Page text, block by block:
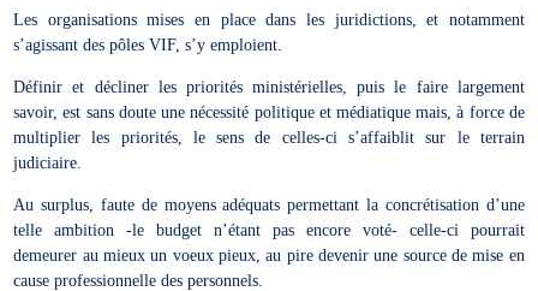
Les organisations mises en place dans les juridictions, et notamment
s’agissant des pôles VIF, s’y emploient.
Définir et décliner les priorités ministérielles, puis le faire largement
savoir, est sans doute une nécessité politique et médiatique mais, à force de
multiplier les priorités, le sens de celles-ci s’affaiblit sur le terrain
judiciaire.
Au surplus, faute de moyens adéquats permettant la concrétisation d’une
telle ambition -le budget n’étant pas encore voté- celle-ci pourrait
demeurer au mieux un voeux pieux, au pire devenir une source de mise en
cause professionnelle des personnels.